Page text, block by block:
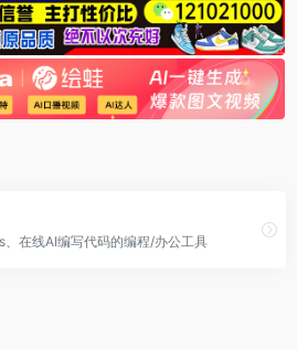
在线AI编写代码的编程/办公工具